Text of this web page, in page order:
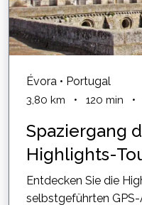
Évora • Portugal
3,80 km • 120 min •
Spaziergang
Highlights-
Entdecken Sie die
selbstgeführten